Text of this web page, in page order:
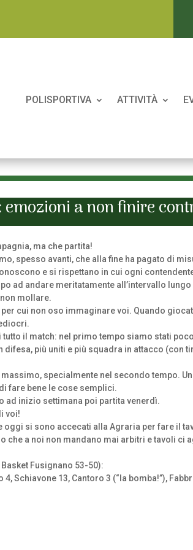
POLISPORTIVA ATTIVITÀ
emozioni a non finire
ma che partita!
spesso avanti, che alla fine ha pagato di
e si rispettano in cui ogni
ad andare meritatamente all’intervallo
mollare.
cui non oso immaginare voi. Quando
tutto il match: nel primo tempo siamo stati
difesa, più uniti e più squadra in attacco
specialmente nel secondo tempo.
fare bene le cose semplici.
ad inizio settimana poi partita venerdì.
voi!
oggi si sono accecati alla Agraria per fare il
che a noi non mandano mai arbitri e tavoli ci
Fusignano 53-50):
Schiavone 13, Cantoro 3 (“la bomba!”),